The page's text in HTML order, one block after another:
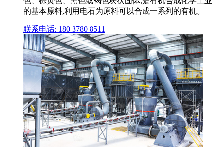
的基本原料,利用电石为原料可以合成一系列的有机。
联系电话: 180 3780 8511